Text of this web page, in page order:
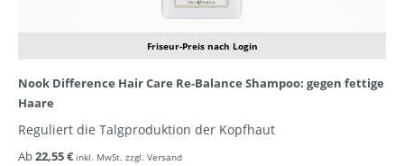
Friseur-Preis nach Login
Nook Difference Hair Care Re-Balance Shampoo: gegen fettige
Haare
Reguliert die Talgproduktion der Kopfhaut
Ab22,55 € inkl. MwSt. zzgl. Versand